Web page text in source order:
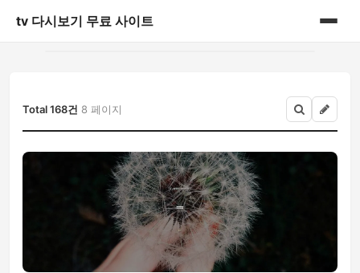
tv 다시보기 무료 사이트
쇼핑
Total 168건 8 페이지